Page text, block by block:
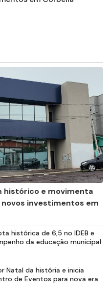
histórico e movimenta
novos investimentos em
histórica de 6,5 no IDEB e
da educação municipal
Natal da história e inicia
de Eventos para nova era